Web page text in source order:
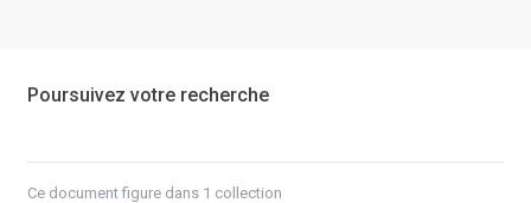
Poursuivez votre recherche
Ce document figure dans 1 collection